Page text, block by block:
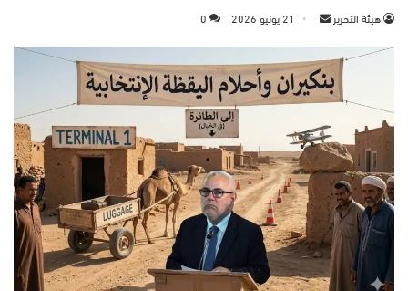
هيئة التحرير
س
ل
ب
ر
ي
د
ك
ت
21 يونيو 2026 0